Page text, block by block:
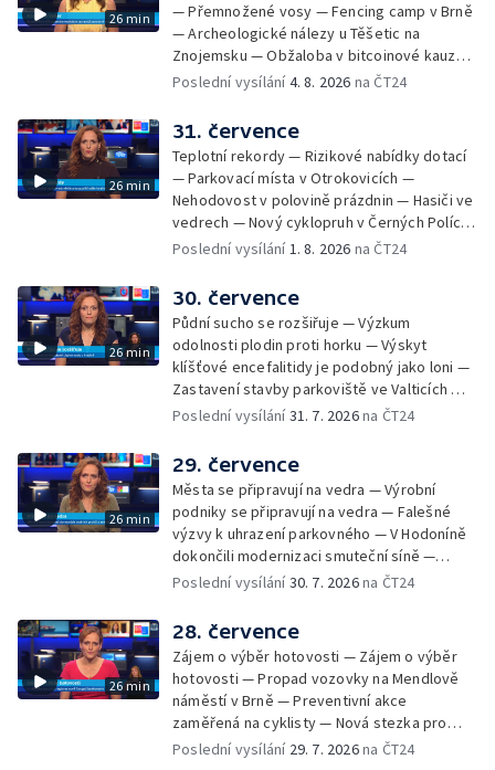
26 min
— Přemnožené vosy — Fencing camp v Brně
— Archeologické nálezy u Těšetic na
Znojemsku — Obžaloba v bitcoinové kauze
— Přestavba silnice přes Bzenec na
Zašové — Letní opravy divadel — Český hlas
ve vesmíru
Poslední vysílání4. 8. 2026 na ČT24
26 min
31. července
Teplotní rekordy — Rizikové nabídky dotací
— Parkovací místa v Otrokovicích —
Nehodovost v polovině prázdnin — Hasiči ve
vedrech — Nový cyklopruh v Černých Polích
— Květinová výstava ve Věžkách
Poslední vysílání1. 8. 2026 na ČT24
26 min
30. července
Půdní sucho se rozšiřuje — Výzkum
odolnosti plodin proti horku — Výskyt
klíšťové encefalitidy je podobný jako loni —
Zastavení stavby parkoviště ve Valticích —
Spor o lokalitu lesa v Rožnově pod
organismus — Kybernetický incident na
Masarykově univerzitě — Slavnostní
vyřazení absolventů Univerzity obran —
Letní kurzy umění pro mladé — Mobilní
kurníky pomáhají na poli
Poslední vysílání31. 7. 2026na ČT24
26 min
29. července
Města se připravují na vedra — Výrobní
podniky se připravují na vedra — Falešné
výzvy k uhrazení parkovného — V Hodoníně
dokončili modernizaci smuteční síně —
Chybějící toalety u dětských hřišť —
bývalého nákupního domu Letná — Končí 52.
ročník Letní filmové školy — 3. ročník
komunitní akce Stůl ve středu — Cesta na
podporu paliativní péče
Poslední vysílání30. 7. 2026na ČT24
26 min
28. července
Zájem o výběr hotovosti — Zájem o výběr
hotovosti — Propad vozovky na Mendlově
náměstí v Brně — Preventivní akce
zaměřená na cyklisty — Nová stezka pro
cyklisty na Zlínsku — Letecká linka mezi
Poslední vysílání 29. 7. 2026na ČT24